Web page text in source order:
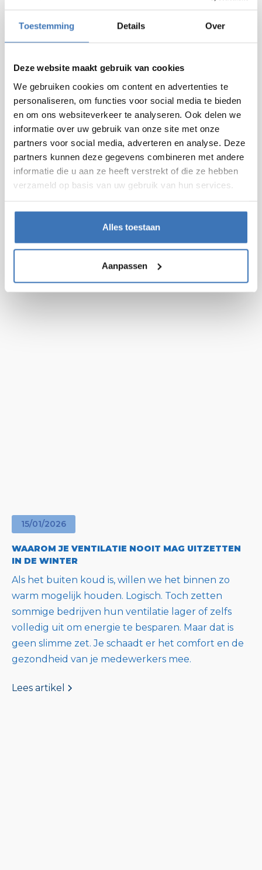
Toestemming Details Over
Deze website maakt gebruik van cookies
We gebruiken cookies om content en advertenties te
personaliseren, om functies voor social media te bieden
en om ons websiteverkeer te analyseren. Ook delen we
informatie over uw gebruik van onze site met onze
partners voor social media, adverteren en analyse. Deze
partners kunnen deze gegevens combineren met andere
informatie die u aan ze heeft verstrekt of die ze hebben
verzameld op basis van uw gebruik van hun services.
Alles toestaan
Aanpassen
20/01/2026
WAAROM GROTE BOUWBEDRIJVEN KIEZEN VOOR
Een groot bouwproject vraagt om duidelijke
afspraken, strakke planning en betrouwbare
partners die het project mee kunnen
optimaliseren. Zeker als het gaat om technieken.
Daarom kiezen steeds meer aannemers en
projectontwikkelaars voor een partner die zich
100% focust op een bepaalde techniek, zoals
kiest voor een partner met een absolute expertise,
Lees artikel
15/01/2026
WAAROM JE VENTILATIE NOOIT MAG UITZETTEN
IN DE WINTER
Als het buiten koud is, willen we het binnen zo
warm mogelijk houden. Logisch. Toch zetten
sommige bedrijven hun ventilatie lager of zelfs
volledig uit om energie te besparen. Maar dat is
geen slimme zet. Je schaadt er het comfort en de
gezondheid van je medewerkers mee.
Lees artikel